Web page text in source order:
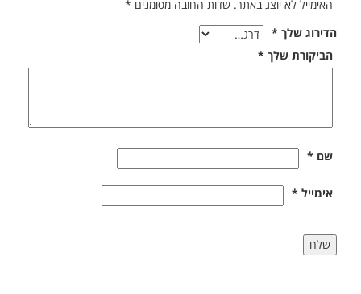
האימייל לא יוצג באתר. שדות החובה מסומנים *
הדירוג שלך *
הביקורת שלך *
שם *
אימייל *